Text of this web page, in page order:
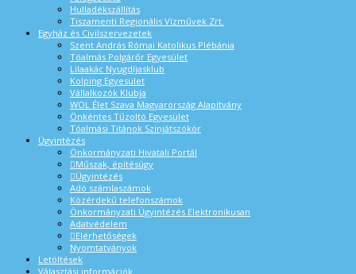
Hulladékszállítás
Tiszamenti Regionális Vízművek Zrt.
Egyház és Civilszervezetek
Szent András Római Katolikus Plébánia
Tóalmás Polgárőr Egyesület
Lilaakác Nyugdíjasklub
Kolping Egyesület
Vállalkozók Klubja
WOL Élet Szava Magyarország Alapítvány
Önkéntes Tűzoltó Egyesület
Tóalmási Titánok Színjátszókör
Ügyintézés
Önkormányzati Hivatali Portál
Műszak, építésügy
Ügyintézés
Adó számlaszámok
Közérdekű telefonszámok
Önkormányzati Ügyintézés Elektronikusan
Adatvédelem
Elérhetőségek
Nyomtatványok
Letöltések
Választási információk